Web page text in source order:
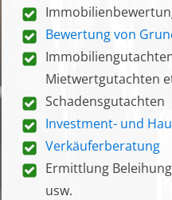
Bewertung von
Mietwertgutachten
Schadensgutachten
Investment- und
Verkäuferberatung
Ermittlung
usw.